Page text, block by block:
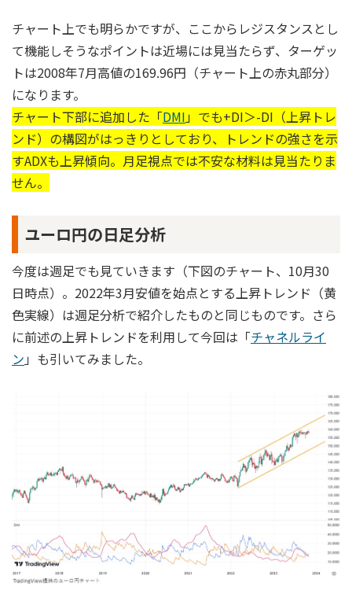
チャート上でも明らかですが、ここからレジスタンスとし
て機能しそうなポイントは近場には見当たらず、ターゲッ
トは2008年7月高値の169.96円（チャート上の赤丸部分）
になります。
チャート下部に追加した「DMI 」でも+DI＞-DI（上昇トレ
ンド）の構図がはっきりとしており、トレンドの強さを示
すADXも上昇傾向。月足視点では不安な材料は見当たりま
せん。
ユーロ円の日足分析
今度は週足でも見ていきます（下図のチャート、10月30
日時点）。2022年3月安値を始点とする上昇トレンド（黄
色実線）は週足分析で紹介したものと同じものです。さら
に前述の上昇トレンドを利用して今回は「チャネルライ
ン 」も引いてみました。